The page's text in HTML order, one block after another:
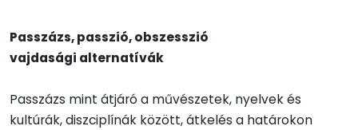
Passzázs, passzió, obszesszió
vajdasági alternatívák
Passzázs mint átjáró a művészetek, nyelvek és
kultúrák, diszciplínák között, átkelés a határokon